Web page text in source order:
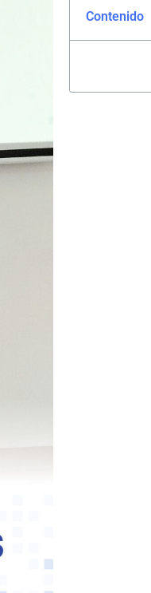
Contenido